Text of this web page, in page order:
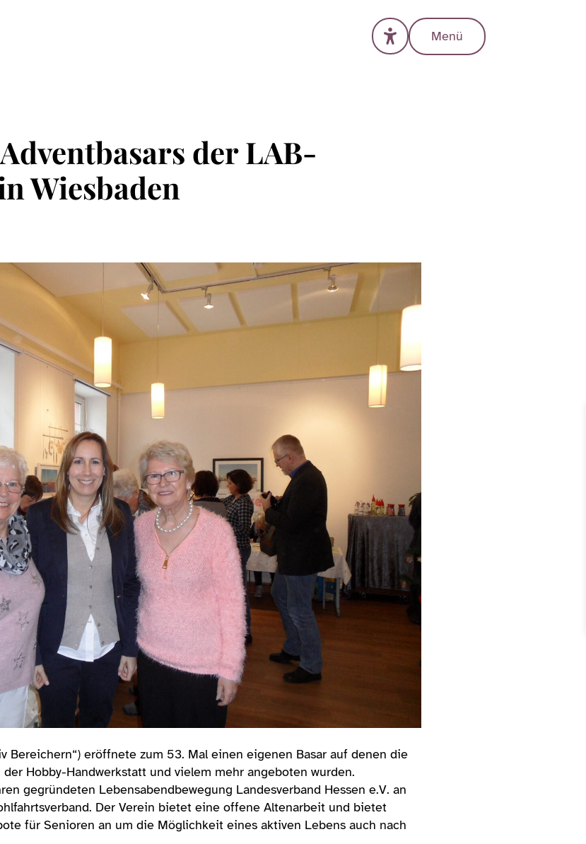
Menü
der LAB-
Wiesbaden
Bereichern“) eröffnete zum 53. Mal einen eigenen Basar auf denen die
Hobby-Handwerkstatt und vielem mehr angeboten wurden.
gegründeten Lebensabendbewegung Landesverband Hessen e.V. an
Der Verein bietet eine offene Altenarbeit und bietet
für Senioren an um die Möglichkeit eines aktiven Lebens auch nach